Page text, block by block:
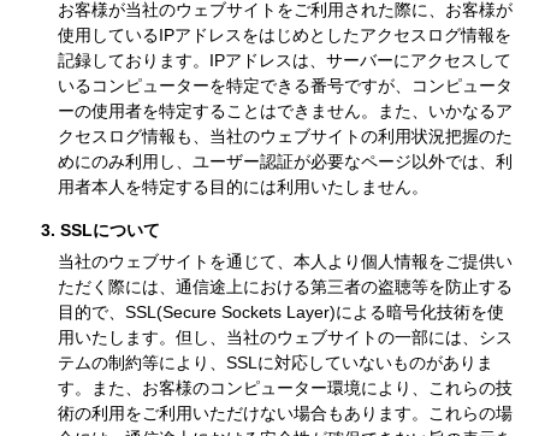
お客様が当社のウェブサイトをご利用された際に、お客様が
使用しているIPアドレスをはじめとしたアクセスログ情報を
記録しております。IPアドレスは、サーバーにアクセスして
いるコンピューターを特定できる番号ですが、コンピュータ
ーの使用者を特定することはできません。また、いかなるア
クセスログ情報も、当社のウェブサイトの利用状況把握のた
めにのみ利用し、ユーザー認証が必要なページ以外では、利
用者本人を特定する目的には利用いたしません。
3. SSLについて
当社のウェブサイトを通じて、本人より個人情報をご提供い
ただく際には、通信途上における第三者の盗聴等を防止する
目的で、SSL(Secure Sockets Layer)による暗号化技術を使
用いたします。但し、当社のウェブサイトの一部には、シス
テムの制約等により、SSLに対応していないものがありま
す。また、お客様のコンピューター環境により、これらの技
術の利用をご利用いただけない場合もあります。これらの場